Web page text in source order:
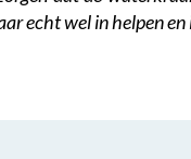
echt wel in helpen